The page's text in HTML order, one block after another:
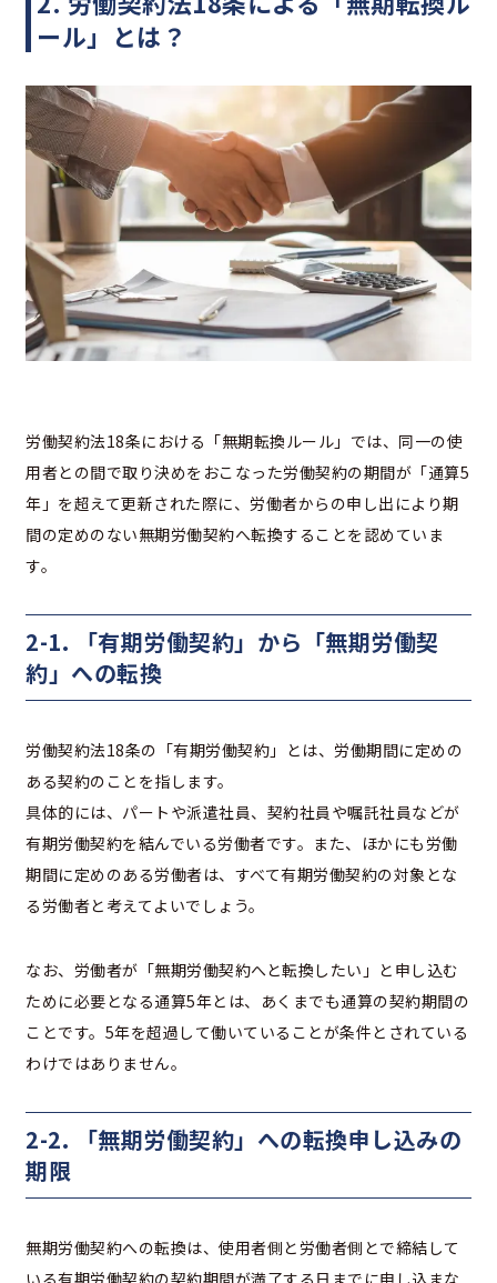
ール」とは？
労働契約法18条における「無期転換ルール」では、同一の使
用者との間で取り決めをおこなった労働契約の期間が「通算5
年」を超えて更新された際に、労働者からの申し出により期
間の定めのない無期労働契約へ転換することを認めていま
す。
2-1. 「有期労働契約」から「無期労働契
約」への転換
労働契約法18条の「有期労働契約」とは、労働期間に定めの
ある契約のことを指します。
具体的には、パートや派遣社員、契約社員や嘱託社員などが
有期労働契約を結んでいる労働者です。また、ほかにも労働
期間に定めのある労働者は、すべて有期労働契約の対象とな
る労働者と考えてよいでしょう。
なお、労働者が「無期労働契約へと転換したい」と申し込む
ために必要となる通算5年とは、あくまでも通算の契約期間の
ことです。5年を超過して働いていることが条件とされている
わけではありません。
2-2. 「無期労働契約」への転換申し込みの
期限
無期労働契約への転換は、使用者側と労働者側とで締結して
いる有期労働契約の契約期間が満了する日までに申し込まな